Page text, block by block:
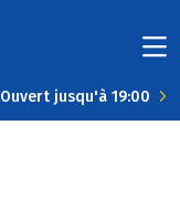
Ouvert jusqu'à 19:00